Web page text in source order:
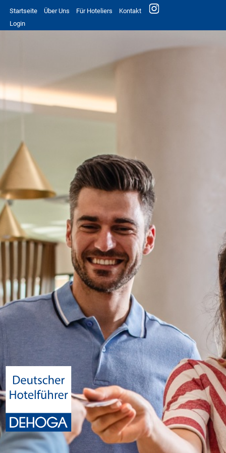
Startseite Über Uns Für Hoteliers
Kontakt
Login